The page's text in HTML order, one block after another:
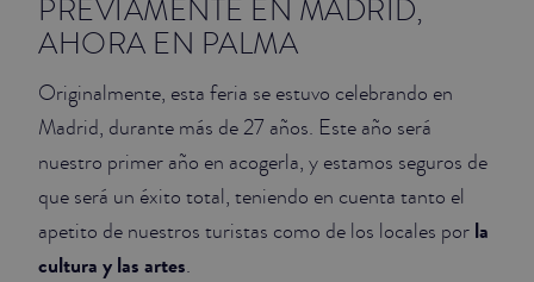
PREVIAMENTE EN MADRID,
AHORA EN PALMA
Originalmente, esta feria se estuvo celebrando en
Madrid, durante más de 27 años. Este año será
nuestro primer año en acogerla, y estamos seguros de
que será un éxito total, teniendo en cuenta tanto el
apetito de nuestros turistas como de los locales por la
cultura y las artes.
SUITE